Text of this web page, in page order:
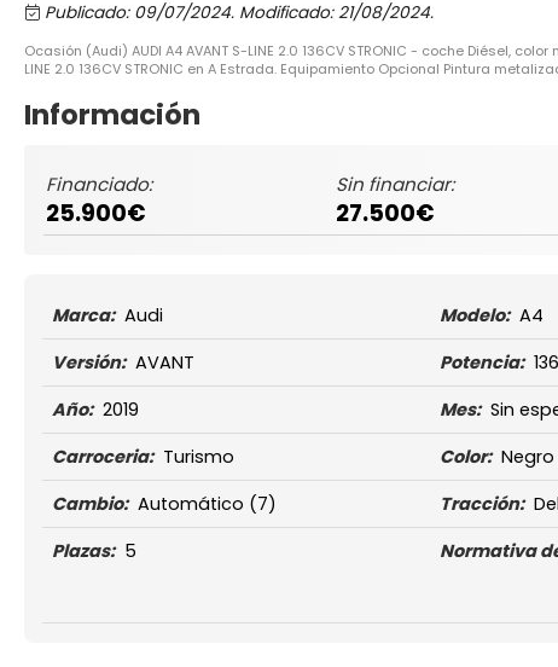
Publicado: 09/07/2024. Modificado: 21/08/2024.
Ocasión (Audi) AUDI A4 AVANT S-LINE 2.0 136CV STRONIC - coche Diésel,
LINE 2.0 136CV STRONIC en A Estrada. Equipamiento Opcional Pintura
Información
Financiado:
25.900€
Sin financiar:
27.500€
Marca: Audi Modelo: A4
Versión: AVANT Potencia: 136
Año: 2019 Mes: Sin
Carroceria: Turismo Color: Negro
Cambio: Automático (7) Tracción:
Plazas: 5 Normativa